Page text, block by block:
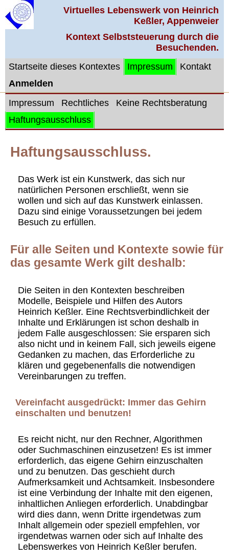
Virtuelles Lebenswerk von Heinrich
Keßler, Appenweier
Kontext Selbststeuerung durch die
Besuchenden.
Startseite dieses Kontextes
Impressum
Kontakt
Anmelden
Impressum
Rechtliches
Keine Rechtsberatung
Haftungsausschluss
Haftungsausschluss.
Das Werk ist ein Kunstwerk, das sich nur
natürlichen Personen erschließt, wenn sie
wollen und sich auf das Kunstwerk einlassen.
Dazu sind einige Voraussetzungen bei jedem
Besuch zu erfüllen.
Für alle Seiten und Kontexte sowie für
das gesamte Werk gilt deshalb:
Die Seiten in den Kontexten beschreiben
Modelle, Beispiele und Hilfen des Autors
Heinrich Keßler. Eine Rechtsverbindlichkeit der
Inhalte und Erklärungen ist schon deshalb in
jedem Falle ausgeschlossen: Sie ersparen sich
also nicht und in keinem Fall, sich jeweils eigene
Gedanken zu machen, das Erforderliche zu
klären und gegebenenfalls die notwendigen
Vereinbarungen zu treffen.
Vereinfacht ausgedrückt: Immer das Gehirn
einschalten und benutzen!
Es reicht nicht, nur den Rechner, Algorithmen
oder Suchmaschinen einzusetzen! Es ist immer
erforderlich, das eigene Gehirn einzuschalten
und zu benutzen. Das geschieht durch
Aufmerksamkeit und Achtsamkeit. Insbesondere
ist eine Verbindung der Inhalte mit den eigenen,
inhaltlichen Anliegen erforderlich. Unabdingbar
wird dies dann, wenn Dritte irgendetwas zum
Inhalt allgemein oder speziell empfehlen, vor
irgendetwas warnen oder sich auf Inhalte des
Lebenswerkes von Heinrich Keßler berufen.